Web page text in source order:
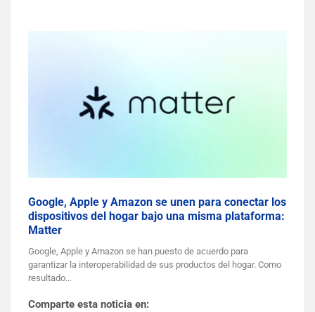
Google, Apple y Amazon se unen para conectar los
dispositivos del hogar bajo una misma plataforma:
Matter
Google, Apple y Amazon se han puesto de acuerdo para
garantizar la interoperabilidad de sus productos del hogar. Como
resultado…
Comparte esta noticia en: